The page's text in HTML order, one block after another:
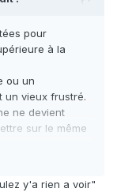
pour
à la
ou un
un vieux frustré.
ne devient
sur le même
y'a rien a voir"